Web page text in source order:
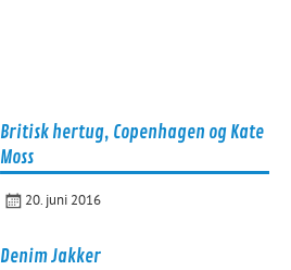
Britisk hertug, Copenhagen og Kate
Moss
20. juni 2016
Denim Jakker